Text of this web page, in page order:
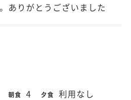
ありがとうございました
朝食 4 夕食 利用なし